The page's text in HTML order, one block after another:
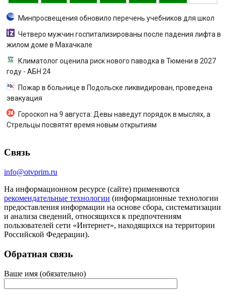
Минпросвещения обновило перечень учебников для школ
Четверо мужчин госпитализированы после падения лифта в
жилом доме в Махачкале
Климатолог оценила риск нового паводка в Тюмени в 2027
году - АБН 24
Пожар в больнице в Подольске ликвидирован, проведена
эвакуация
Гороскоп на 9 августа: Девы наведут порядок в мыслях, а
Стрельцы посвятят время новым открытиям
Связь
info@otvprim.ru
На информационном ресурсе (сайте) применяются
рекомендательные технологии (информационные технологии
предоставления информации на основе сбора, систематизации
и анализа сведений, относящихся к предпочтениям
пользователей сети «Интернет», находящихся на территории
Российской Федерации).
Обратная связь
Ваше имя (обязательно)